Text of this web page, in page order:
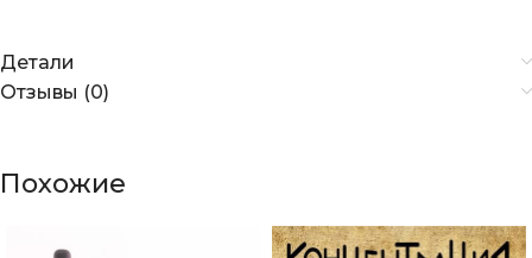
Детали
Отзывы (0)
Похожие